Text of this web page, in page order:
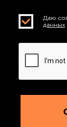
Даю
данных